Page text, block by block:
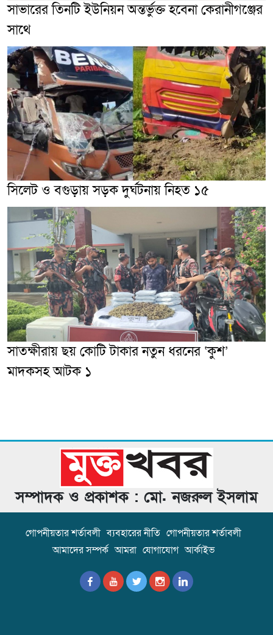
সাভারের তিনটি ইউনিয়ন অন্তর্ভুক্ত হবেনা কেরানীগঞ্জের
সাথে
সিলেট ও বগুড়ায় সড়ক দুর্ঘটনায় নিহত ১৫
সাতক্ষীরায় ছয় কোটি টাকার নতুন ধরনের ‘কুশ’
মাদকসহ আটক ১
সম্পাদক ও প্রকাশক : মো. নজরুল ইসলাম
গোপনীয়তার শর্তাবলী ব্যবহারের নীতি গোপনীয়তার শর্তাবলী
আমাদের সম্পর্ক আমরা যোগাযোগ আর্কাইভ